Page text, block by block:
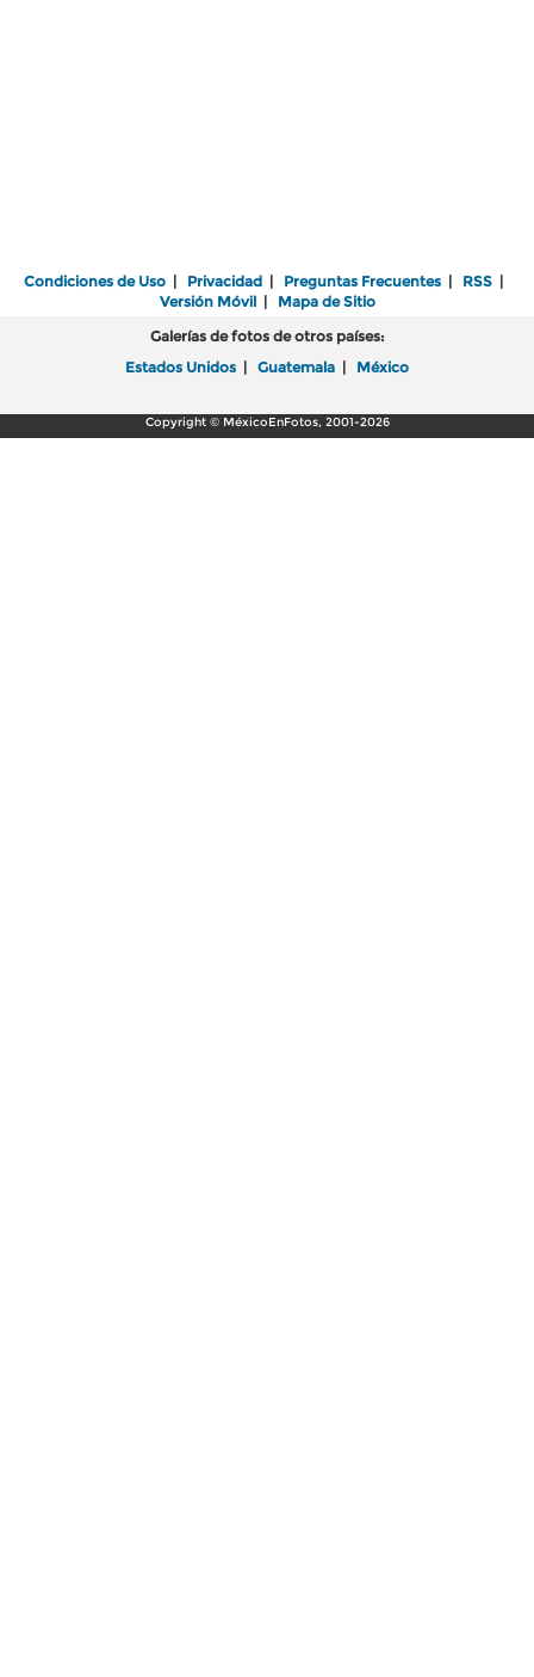
Condiciones de Uso | Privacidad | Preguntas Frecuentes | RSS |
Versión Móvil| Mapa de Sitio
Galerías de fotos de otros países:
Estados Unidos | Guatemala | México
Copyright © MéxicoEnFotos, 2001-2026